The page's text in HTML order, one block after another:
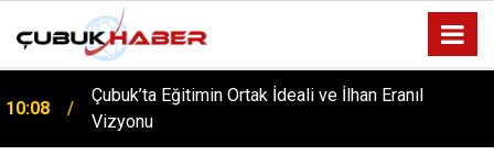
Çubuk’ta Eğitimin Ortak İdeali ve İlhan Eranıl
Vizyonu
12:06
ÇUBUK’TA ‘YAZA MERHABA’ COŞKUSU: Kursiyerler
Gönüllerince Eğlendi!